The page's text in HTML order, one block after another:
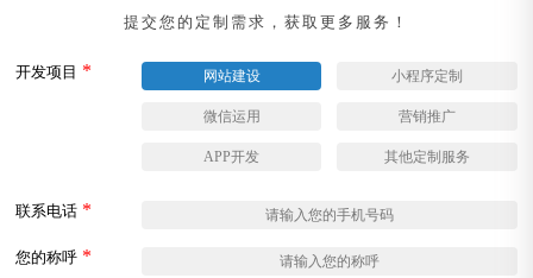
提交您的定制需求，获取更多服务！
开发项目 * 网站建设 小程序定制
微信运用 营销推广
APP开发 其他定制服务
联系电话 *
您的称呼 *